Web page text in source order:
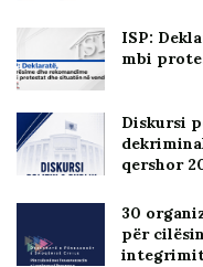
ISP:
mbi
Diskursi
qershor
30
për